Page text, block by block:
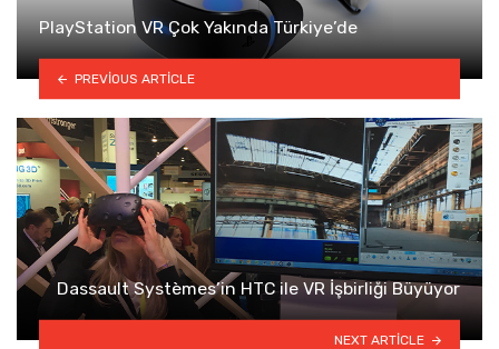
PlayStation VR Çok Yakında Türkiye’de
PREVIOUS ARTICLE
Dassault Systèmes’in HTC ile VR İşbirliği Büyüyor
NEXT ARTICLE